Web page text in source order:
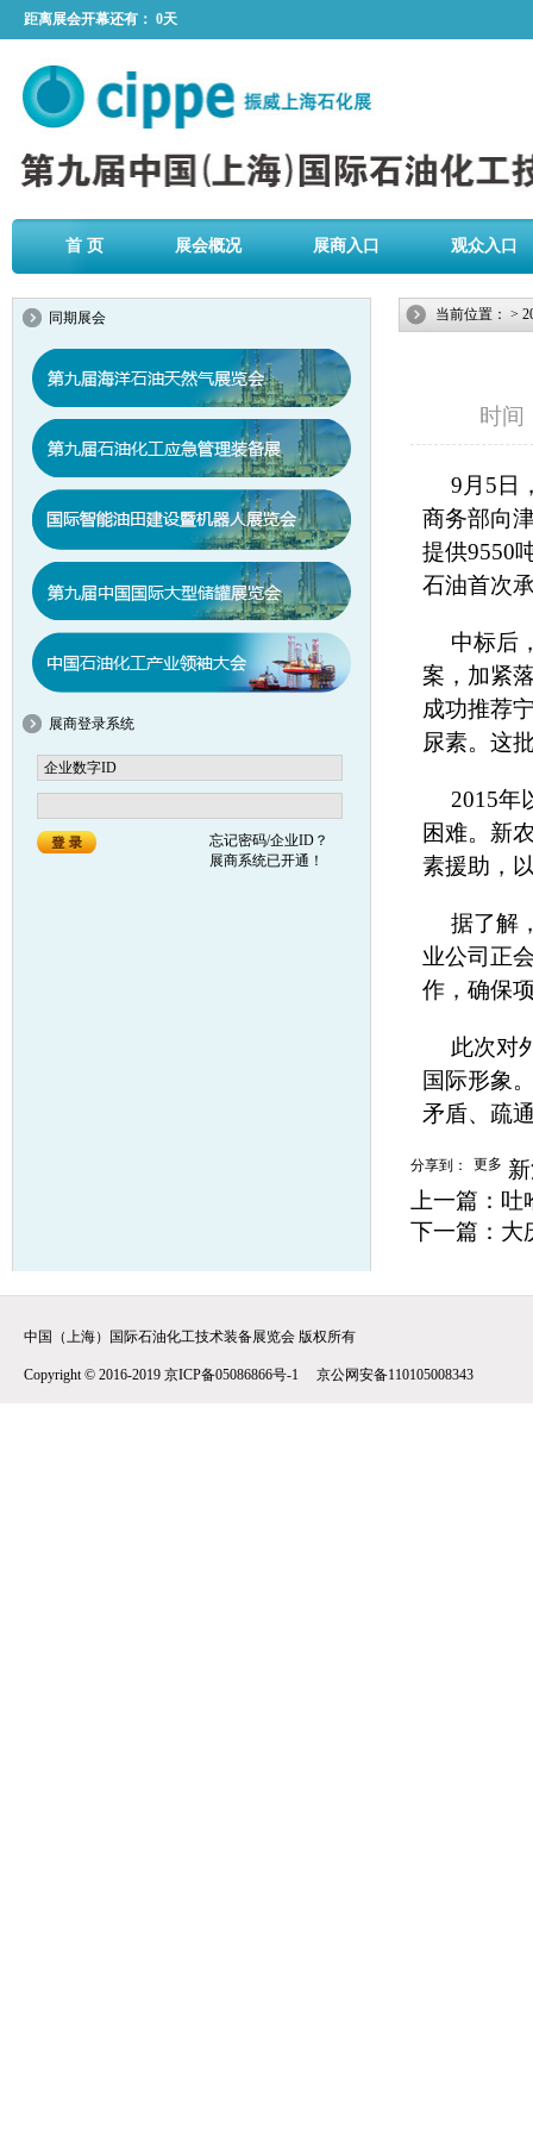
距离展会开幕还有： 0天
首 页 展会概况 展商入口 观众入口
同期展会
展商登录系统
忘记密码/企业ID？
展商系统已开通！
当前位置： >
时间
9月5日
商务部向
提供9550
石油首次
中标后
案，加紧
成功推荐
尿素。这
2015年
困难。新
素援助，
据了解
业公司正
作，确保
此次对
国际形象
矛盾、疏
分享到： 更多
上一篇： 吐
下一篇： 大
中国（上海）国际石油化工技术装备展览会 版权所有
Copyright © 2016-2019 京ICP备05086866号-1 京公网安备110105008343